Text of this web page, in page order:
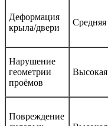
Деформация
крыла/двери
Средняя
Нарушение
геометрии
проёмов
Высокая
Повреждение